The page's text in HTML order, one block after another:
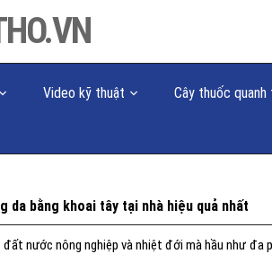
Video kỹ thuật Cây thuốc quanh
da bằng khoai tây tại nhà hiệu quả nhất
nước nông nghiệp và nhiệt đới mà hầu như đa